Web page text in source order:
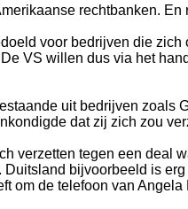
rechtbanken.
voor bedrijven die
VS willen dus via het
uit bedrijven zoals
dat zij zich zou
verzetten tegen een deal
bijvoorbeeld is
om de telefoon van Angela